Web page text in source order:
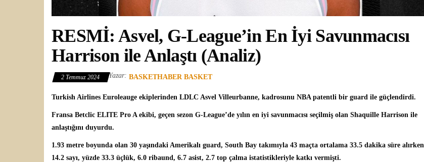
RESMİ: Asvel, G-League’in En İyi Savunmacısı
Harrison ile Anlaştı (Analiz)
2 Temmuz 2024 Yazar: BASKETHABER BASKET
Turkish Airlines Euroleauge ekiplerinden LDLC Asvel Villeurbanne, kadrosunu NBA patentli bir guard ile güçlendirdi.
Fransa Betclic ELITE Pro A ekibi, geçen sezon G-League’de yılın en iyi savunmacısı seçilmiş olan Shaquille Harrison ile
anlaştığını duyurdu.
1.93 metre boyunda olan 30 yaşındaki Amerikalı guard, South Bay takımıyla 43 maçta ortalama 33.5 dakika süre alırken
14.2 sayı, yüzde 33.3 üçlük, 6.0 ribaund, 6.7 asist, 2.7 top çalma istatistikleriyle katkı vermişti.